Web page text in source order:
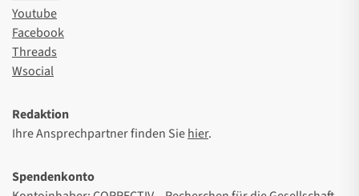
Youtube
Facebook
Threads
Wsocial
Redaktion
Ihre Ansprechpartner finden Siehier.
Spendenkonto